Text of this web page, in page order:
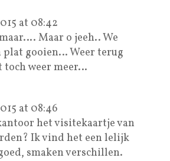
at 08:42
Maar o jeeh.. We
gooien… Weer terug
toch weer meer…
at 08:46
het visitekaartje van
Ik vind het een lelijk
smaken verschillen.